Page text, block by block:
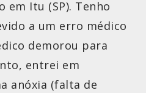
em Itu (SP). Tenho
a um erro médico
demorou para
entrei em
anóxia (falta de